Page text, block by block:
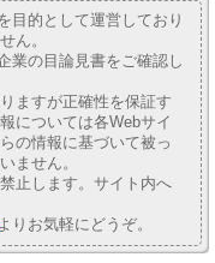
目的として運営しており
ん。
業の目論見書をご確認し
ますが正確性を保証す
については各Webサイ
の情報に基づいて被っ
ません。
止します。サイト内へ
りお気軽にどうぞ。